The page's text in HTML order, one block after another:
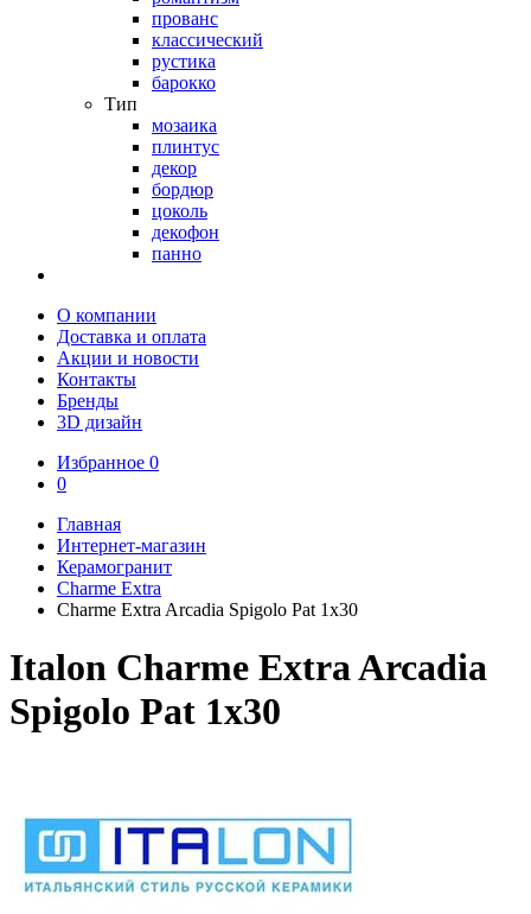
прованс
классический
рустика
барокко
Тип
мозаика
плинтус
декор
бордюр
цоколь
декофон
панно
О компании
Доставка и оплата
Акции и новости
Контакты
Бренды
3D дизайн
Избранное 0
0
Главная
Интернет-магазин
Керамогранит
Charme Extra
Charme Extra Arcadia Spigolo Pat 1x30
Italon Charme Extra Arcadia
Spigolo Pat 1x30